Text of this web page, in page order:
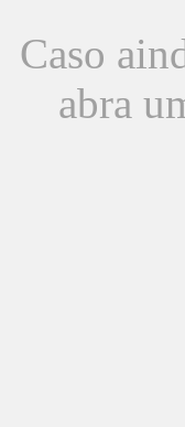
Caso
abra